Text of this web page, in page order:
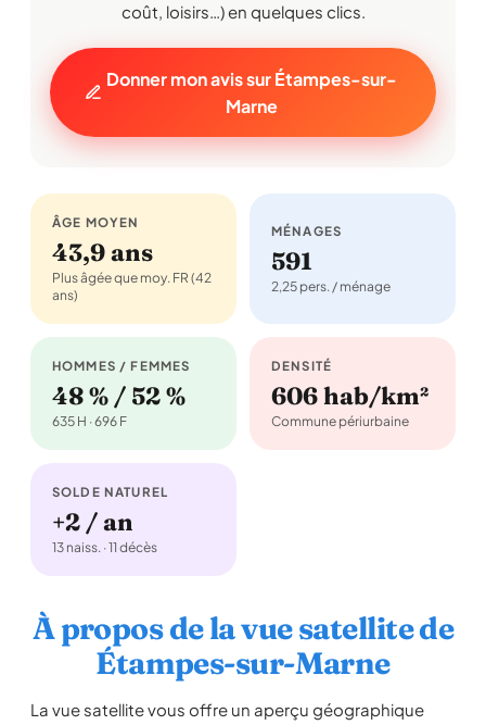
coût, loisirs…) en quelques clics.
Donner mon avis sur Étampes-sur-
Marne
ÂGE MOYEN
43,9 ans
Plus âgée que moy. FR (42
ans)
MÉNAGES
591
2,25 pers. / ménage
HOMMES / FEMMES
48 % / 52 %
635 H · 696 F
DENSITÉ
606 hab/km²
Commune périurbaine
SOLDE NATUREL
+2 / an
13 naiss. · 11 décès
À propos de la vue satellite de
Étampes-sur-Marne
La vue satellite vous offre un aperçu géographique